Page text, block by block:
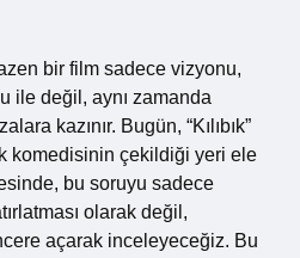
bir film sadece vizyonu,
ile değil, aynı zamanda
kazınır. Bugün, “Kılıbık”
komedisinin çekildiği yeri ele
bu soruyu sadece
olarak değil,
açarak inceleyeceğiz. Bu